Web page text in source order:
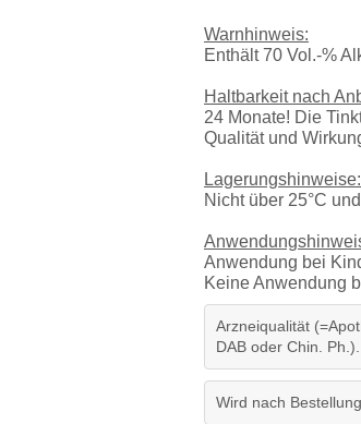
Warnhinweis:
Enthält 70 Vol.-%
Haltbarkeit nach
24 Monate! Die
Qualität und
Lagerungshinweise:
Nicht über 25°C
Anwendung bei
Keine Anwendung
Arzneiqualität
DAB oder Chin. Ph.).
Wird nach